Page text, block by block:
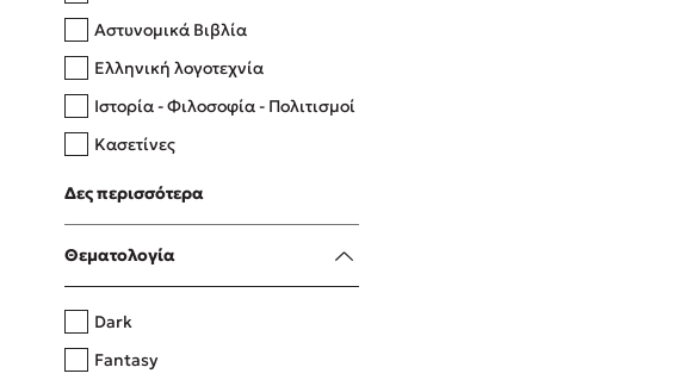
Δανάη Δεληγεώργη
Πάνω, κάτω, μπροστά, πίσω
Η μέθοδος Αφήστε τους
Αστυνομικά Βιβλία
Ελληνική λογοτεχνία
Ιστορία - Φιλοσοφία - Πολιτισμοί
Κασετίνες
Λευκώματα - Έγχρωμοι οδηγοί
Μαγειρική
Δες περισσότερα
Θεματολογία
Dark
Fantasy